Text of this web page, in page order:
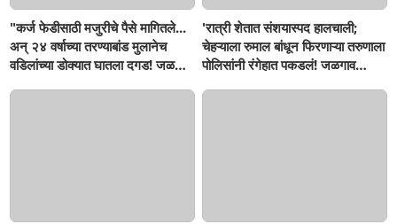
"कर्ज फेडीसाठी मजुरीचे पैसे मागितले...
अन् २४ वर्षाच्या तरण्याबांड मुलानेच
वडिलांच्या डोक्यात घातला दगड! जळगाव
'रात्री शेतात संशयास्पद हालचाली;
चेहऱ्याला रुमाल बांधून फिरणाऱ्या तरुणाला
पोलिसांनी रंगेहात पकडलं! जळगाव